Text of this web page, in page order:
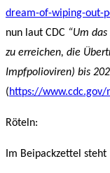
dream-of-wiping-out-
nun laut CDC “Um
zu erreichen, die
Impfpolioviren) bis
(https://
Röteln:
Im Beipackzettel steht